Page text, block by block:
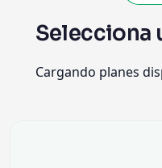
Selecciona
Cargando planes